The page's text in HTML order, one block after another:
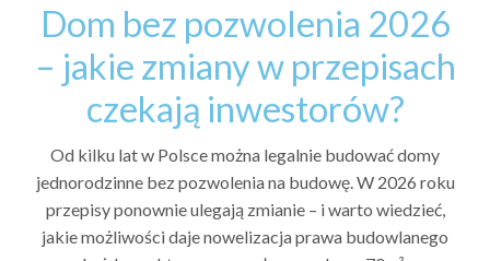
Dom bez pozwolenia 2026
– jakie zmiany w przepisach
czekają inwestorów?
Od kilku lat w Polsce można legalnie budować domy
jednorodzinne bez pozwolenia na budowę. W 2026 roku
przepisy ponownie ulegają zmianie – i warto wiedzieć,
jakie możliwości daje nowelizacja prawa budowlanego